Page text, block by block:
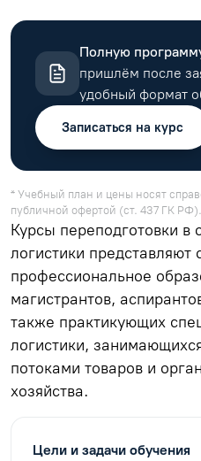
Полную
пришлём после
удобный формат
Записаться на курс
* Учебный план и цены носят
публичной офертой (ст. 437 ГК РФ).
Курсы переподготовки в
логистики представляют
профессиональное
магистрантов,
также практикующих
логистики,
потоками товаров и
хозяйства.
Цели и задачи обучения